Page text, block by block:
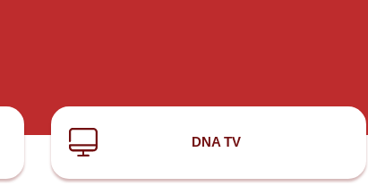
DNA TV